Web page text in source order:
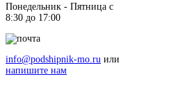
Понедельник - Пятница c
8:30 до 17:00
info@podshipnik-mo.ru или
напишите нам